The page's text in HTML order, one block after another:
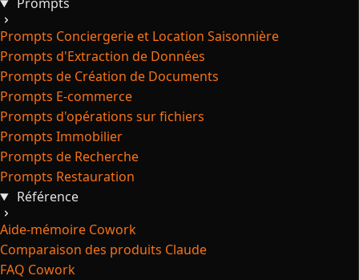
Prompts Conciergerie et Location Saisonnière
Prompts d'Extraction de Données
Prompts de Création de Documents
Prompts E-commerce
Prompts d'opérations sur fichiers
Prompts Immobilier
Prompts de Recherche
Prompts Restauration
Référence
Aide-mémoire Cowork
Comparaison des produits Claude
FAQ Cowork